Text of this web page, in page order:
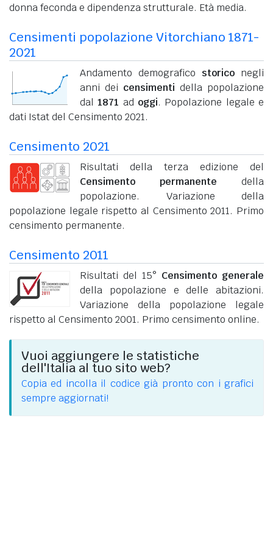
donna feconda e dipendenza strutturale. Età media.
Censimenti popolazione Vitorchiano 1871-
2021
Andamento demografico storico negli
anni dei censimenti della popolazione
dal1871 ad oggi. Popolazione legale e
dati Istat del Censimento 2021.
Censimento 2021
Risultati della terza edizione del
Censimento permanente della
popolazione. Variazione della
popolazione legale rispetto al Censimento 2011. Primo
censimento permanente.
Censimento 2011
Risultati del 15° Censimento generale
della popolazione e delle abitazioni.
Variazione della popolazione legale
rispetto al Censimento 2001. Primo censimento online.
Vuoi aggiungere le statistiche
dell'Italia al tuo sito web?
Copia ed incolla il codice già pronto con i grafici
sempre aggiornati!